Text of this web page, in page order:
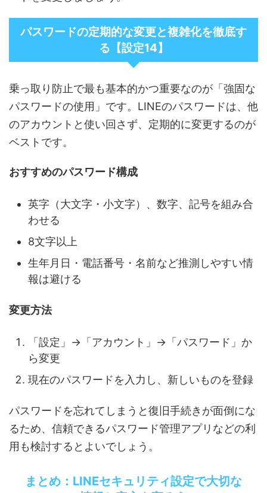
パスワードの定期的な変更と複雑化を徹底す
る【設定14】
乗っ取り防止で最も基本的かつ重要なのが「強固な
パスワードの使用」です。LINEのパスワードは、他
のアカウントと使い回さず、定期的に変更するのが
ベストです。
おすすめのパスワード構成
英字（大文字・小文字）、数字、記号を組み合
わせる
8文字以上
生年月日・電話番号・名前など推測しやすい情
報は避ける
変更方法
「設定」→「アカウント」→「パスワード」か
ら変更
現在のパスワードを入力し、新しいものを登録
パスワードを忘れてしまうと復旧手続きが面倒にな
るため、信頼できるパスワード管理アプリなどの利
用も検討するとよいでしょう。
まとめ：LINEセキュリティ設定で大切な